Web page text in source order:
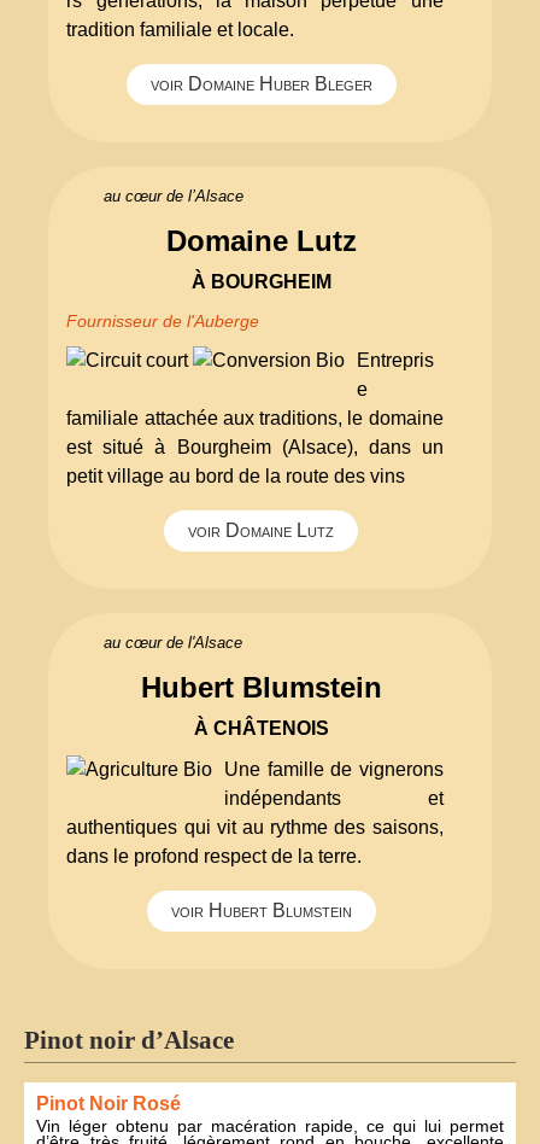
tradition familiale et locale.
voir Domaine Huber Bleger
Domaine Lutz
À BOURGHEIM
Fournisseur de l'Auberge
Entrepris
e
familiale attachée aux traditions, le domaine
est situé à Bourgheim (Alsace), dans un
petit village au bord de la route des vins
voir Domaine Lutz
au cœur de l’Alsace
Hubert Blumstein
À CHÂTENOIS
Une famille de vignerons
indépendants et
authentiques qui vit au rythme des saisons,
dans le profond respect de la terre.
voir Hubert Blumstein
au cœur de l'Alsace
Pinot noir d’Alsace
Pinot Noir Rosé
Vin léger obtenu par macération rapide, ce qui lui permet